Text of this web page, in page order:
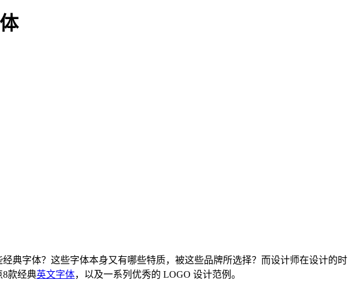
典字体？这些字体本身又有哪些特质，被这些品牌所选择？而设计师在设计的时
8款经典英文字体，以及一系列优秀的 LOGO 设计范例。